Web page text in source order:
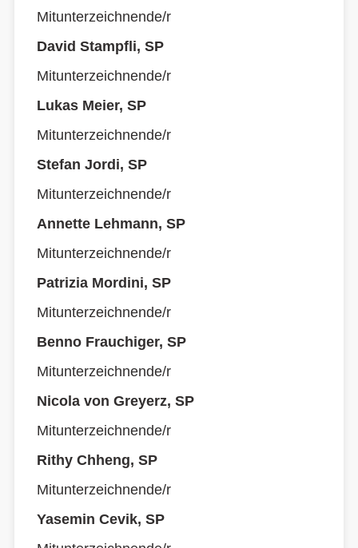
Mitunterzeichnende/r
David Stampfli, SP
Mitunterzeichnende/r
Lukas Meier, SP
Mitunterzeichnende/r
Stefan Jordi, SP
Mitunterzeichnende/r
Annette Lehmann, SP
Mitunterzeichnende/r
Patrizia Mordini, SP
Mitunterzeichnende/r
Benno Frauchiger, SP
Mitunterzeichnende/r
Nicola von Greyerz, SP
Mitunterzeichnende/r
Rithy Chheng, SP
Mitunterzeichnende/r
Yasemin Cevik, SP